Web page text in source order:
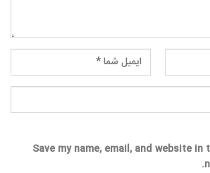
Save my name, email, and website